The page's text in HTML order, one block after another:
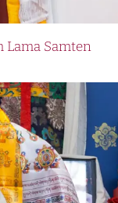
Lama Samten